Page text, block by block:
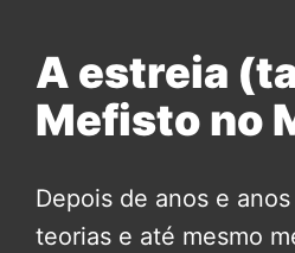
A estreia
Mefisto no
Depois de anos e
teorias e até mesmo